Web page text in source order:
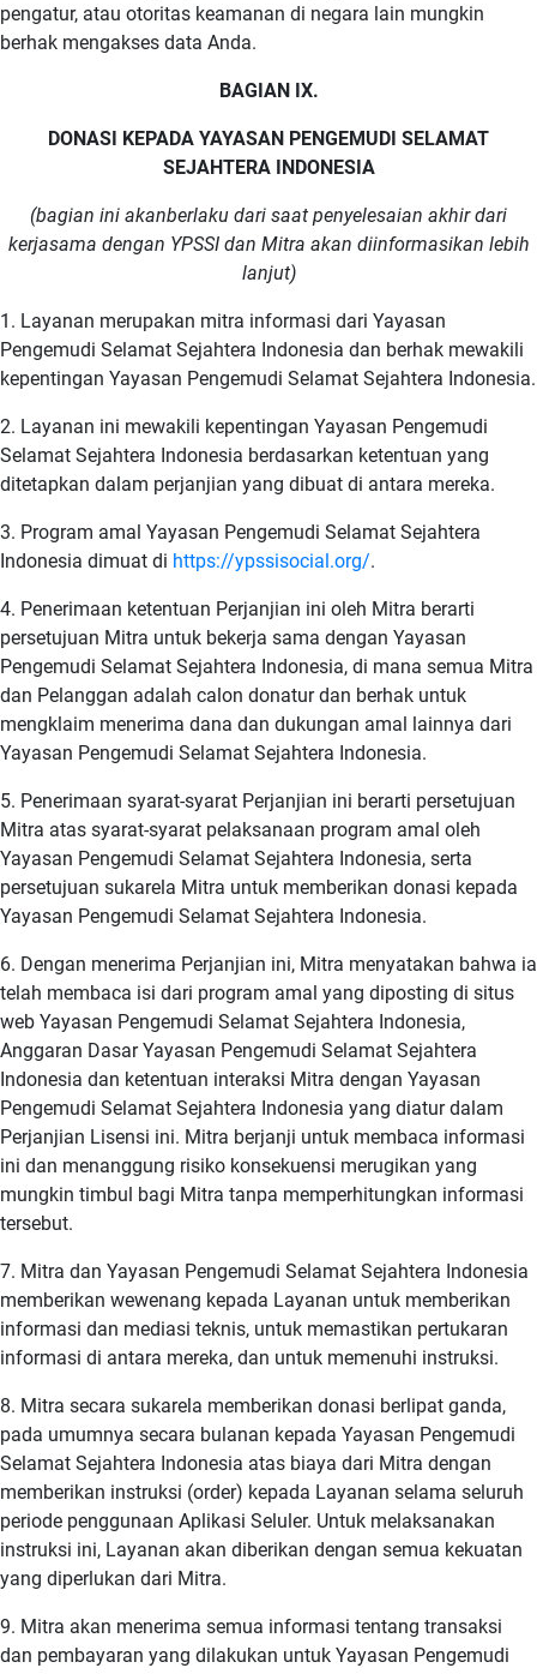
pengatur, atau otoritas keamanan di negara lain mungkin
berhak mengakses data Anda.
BAGIAN IX.
DONASI KEPADA YAYASAN PENGEMUDI SELAMAT
SEJAHTERA INDONESIA
(bagian ini akanberlaku dari saat penyelesaian akhir dari
kerjasama dengan YPSSI dan Mitra akan diinformasikan lebih
lanjut)
1. Layanan merupakan mitra informasi dari Yayasan
Pengemudi Selamat Sejahtera Indonesia dan berhak mewakili
kepentingan Yayasan Pengemudi Selamat Sejahtera Indonesia.
2. Layanan ini mewakili kepentingan Yayasan Pengemudi
Selamat Sejahtera Indonesia berdasarkan ketentuan yang
ditetapkan dalam perjanjian yang dibuat di antara mereka.
3. Program amal Yayasan Pengemudi Selamat Sejahtera
Indonesia dimuat di https://ypssisocial.org/.
4. Penerimaan ketentuan Perjanjian ini oleh Mitra berarti
persetujuan Mitra untuk bekerja sama dengan Yayasan
Pengemudi Selamat Sejahtera Indonesia, di mana semua Mitra
dan Pelanggan adalah calon donatur dan berhak untuk
mengklaim menerima dana dan dukungan amal lainnya dari
Yayasan Pengemudi Selamat Sejahtera Indonesia.
5. Penerimaan syarat-syarat Perjanjian ini berarti persetujuan
Mitra atas syarat-syarat pelaksanaan program amal oleh
Yayasan Pengemudi Selamat Sejahtera Indonesia, serta
persetujuan sukarela Mitra untuk memberikan donasi kepada
Yayasan Pengemudi Selamat Sejahtera Indonesia.
6. Dengan menerima Perjanjian ini, Mitra menyatakan bahwa ia
telah membaca isi dari program amal yang diposting di situs
web Yayasan Pengemudi Selamat Sejahtera Indonesia,
Anggaran Dasar Yayasan Pengemudi Selamat Sejahtera
Indonesia dan ketentuan interaksi Mitra dengan Yayasan
Pengemudi Selamat Sejahtera Indonesia yang diatur dalam
Perjanjian Lisensi ini. Mitra berjanji untuk membaca informasi
ini dan menanggung risiko konsekuensi merugikan yang
mungkin timbul bagi Mitra tanpa memperhitungkan informasi
tersebut.
7. Mitra dan Yayasan Pengemudi Selamat Sejahtera Indonesia
memberikan wewenang kepada Layanan untuk memberikan
informasi dan mediasi teknis, untuk memastikan pertukaran
informasi di antara mereka, dan untuk memenuhi instruksi.
8. Mitra secara sukarela memberikan donasi berlipat ganda,
pada umumnya secara bulanan kepada Yayasan Pengemudi
Selamat Sejahtera Indonesia atas biaya dari Mitra dengan
memberikan instruksi (order) kepada Layanan selama seluruh
periode penggunaan Aplikasi Seluler. Untuk melaksanakan
instruksi ini, Layanan akan diberikan dengan semua kekuatan
yang diperlukan dari Mitra.
9. Mitra akan menerima semua informasi tentang transaksi
dan pembayaran yang dilakukan untuk Yayasan Pengemudi